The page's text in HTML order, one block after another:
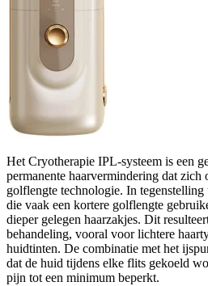
Het Cryotherapie IPL-systeem is een
permanente haarvermindering dat
golflengte technologie. In
die vaak een kortere golflengte
dieper gelegen haarzakjes. Dit
behandeling, vooral voor lichtere
huidtinten. De combinatie met het
dat de huid tijdens elke flits gekoeld
pijn tot een minimum beperkt.